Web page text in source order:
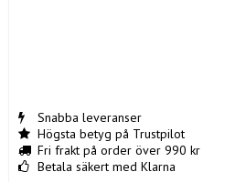
Snabba leveranser
Högsta betyg på Trustpilot
Fri frakt på order över 990 kr
Betala säkert med Klarna